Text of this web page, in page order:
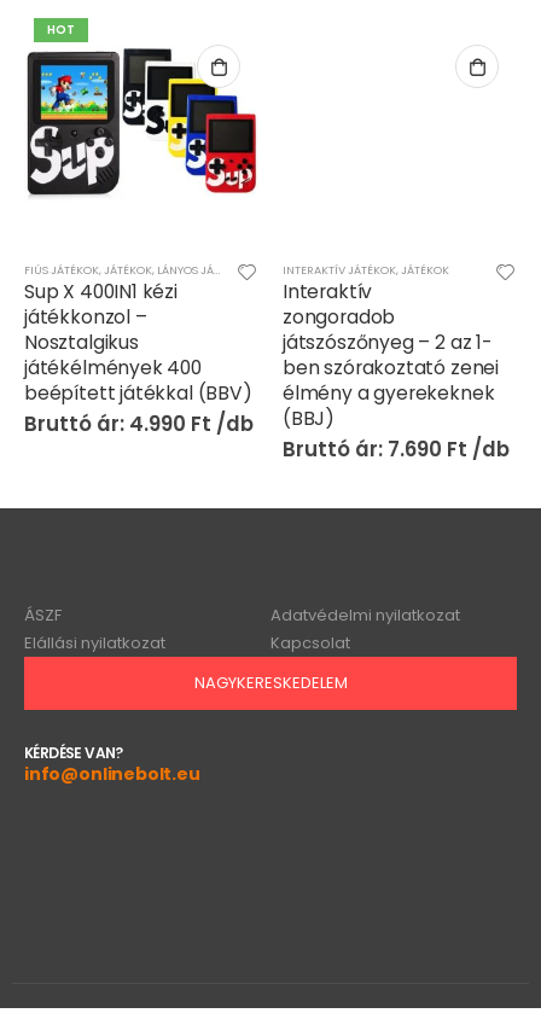
HOT
FIÚS JÁTÉKOK,JÁTÉKOK, LÁNYOS JÁTÉKOK ,TV-JÁTÉK - ONLINE JÁTÉK
Sup X 400IN1 kézi
játékkonzol –
Nosztalgikus
játékélmények 400
beépített játékkal (BBV)
4.990 Ft
INTERAKTÍV JÁTÉKOK,JÁTÉKOK
Interaktív
zongoradob
játszószőnyeg – 2 az 1-
ben szórakoztató zenei
élmény a gyerekeknek
(BBJ)
7.690 Ft
ÁSZF
Adatvédelmi nyilatkozat
Elállási nyilatkozat
Kapcsolat
NAGYKERESKEDELEM
KÉRDÉSE VAN?
info@onlinebolt.eu